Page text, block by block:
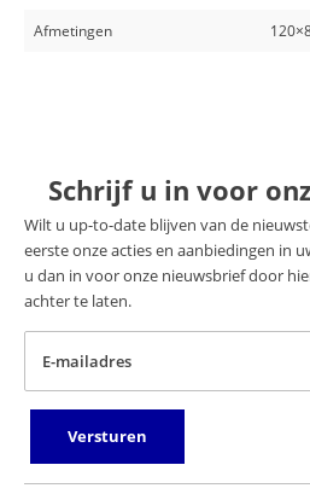
Afmetingen
Schrijf u in voor
Wilt u up-to-date blijven van de
eerste onze acties en aanbiedingen in
u dan in voor onze nieuwsbrief door
achter te laten.
E-mailadres
Versturen